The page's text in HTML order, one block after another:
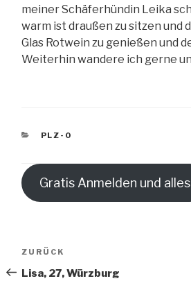
meiner Schäferhündin Leika
warm ist draußen zu sitzen und
Glas Rotwein zu genießen und
Weiterhin wandere ich gerne
KATEGORIEN
PLZ-0
Gratis Anmelden und alles
Beitragsnavigation
Vorheriger
Beitrag
ZURÜCK
Lisa, 27, Würzburg